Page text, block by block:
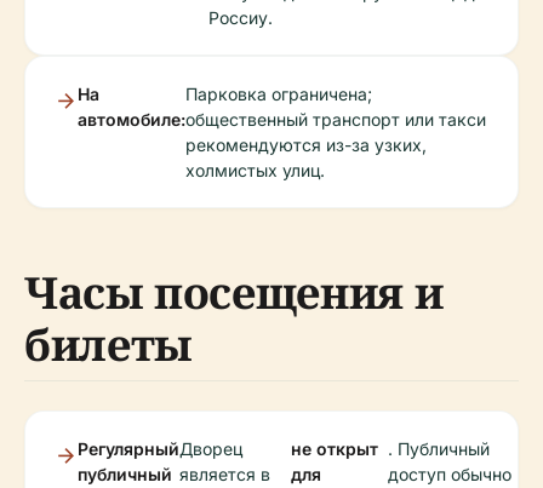
Россиу.
На
автомобиле:
Парковка ограничена;
общественный транспорт или такси
рекомендуются из-за узких,
холмистых улиц.
Часы посещения и
билеты
Регулярный
публичный
Дворец
является в
не открыт
для
. Публичный
доступ обычно